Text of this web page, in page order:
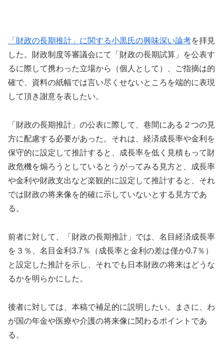
「財政の長期推計」に関する小黒氏の興味深い論考を拝見
した。財政制度等審議会にて「財政の長期試算」を公表す
るに際して携わった立場から（個人として）、ご指摘は的
確で、資料の紙幅では言い尽くせないところを端的に表現
して頂き謝意を表したい。
「財政の長期推計」の公表に際して、巷間にある２つの見
方に配慮する必要があった。それは、経済成長率や金利を
保守的に設定して推計すると、成長率を低く見積もって財
政危機を煽ろうとしているとうがってみる見方と、成長率
や金利や財政支出など楽観的に設定して推計すると、それ
では財政の将来像を的確に示していないとする見方であ
る。
前者に対して、「財政の長期推計」では、名目経済成長率
を３％、名目金利3.7％（成長率と金利の差は僅か0.7％）
と設定した推計を示し、それでも日本財政の将来はどうな
るかを明らかにした。
後者に対しては、本稿で補足的に説明したい。まさに、わ
が国の年金や医療や介護の将来像に関わるポイントであ
る。